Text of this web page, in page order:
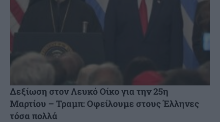
Δεξίωση στον Λευκό Οίκο για την 25η
Μαρτίου – Τραμπ: Οφείλουμε στους Έλληνες
τόσα πολλά